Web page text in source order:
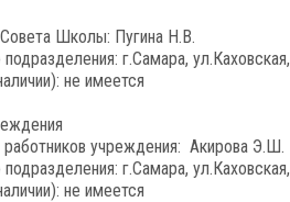
Школы: Пугина Н.В.
г.Самара,
не имеется
учреждения: Акирова Э.Ш.
г.Самара,
не имеется